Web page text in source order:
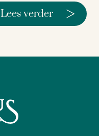
Lees verder >